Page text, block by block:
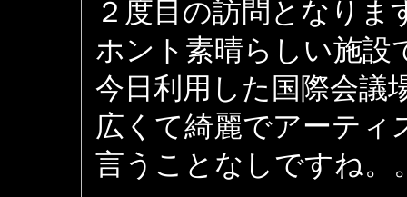
２度目の訪問となりま
ホント素晴らしい施設
今日利用した国際会議
広くて綺麗でアーティ
言うことなしですね。